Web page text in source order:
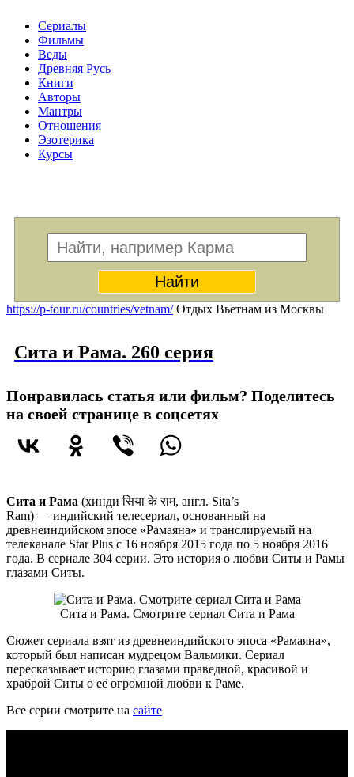
Сериалы
Фильмы
Веды
Древняя Русь
Книги
Авторы
Мантры
Отношения
Эзотерика
Курсы
https://p-tour.ru/countries/vetnam/Отдых Вьетнам из Москвы
Сита и Рама. 260 серия
Понравилась статья или фильм? Поделитесь
на своей странице в соцсетях
Сита и Рама (хиндиसिया के राम, англ. Sita’s
Ram) — индийский телесериал, основанный на
древнеиндийском эпосе «Рамаяна» и транслируемый на
телеканале Star Plus с 16 ноября 2015 года по 5 ноября 2016
года. В сериале 304 серии. Это история о любви Ситы и Рамы
глазами Ситы.
Сита и Рама. Смотрите сериал Сита и Рама
Сюжет сериала взят из древнеиндийского эпоса «Рамаяна»,
который был написан мудрецом Вальмики. Сериал
пересказывает историю глазами праведной, красивой и
храброй Ситы о её огромной любви к Раме.
Все серии смотрите на сайте